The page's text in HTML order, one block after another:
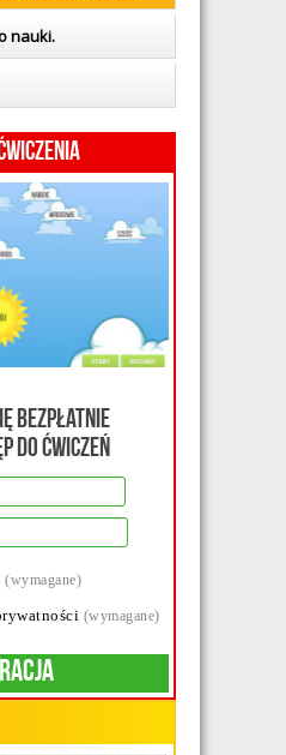
nauki.
bezpłatnie
do ćwiczeń
(wymagane)
(wymagane)